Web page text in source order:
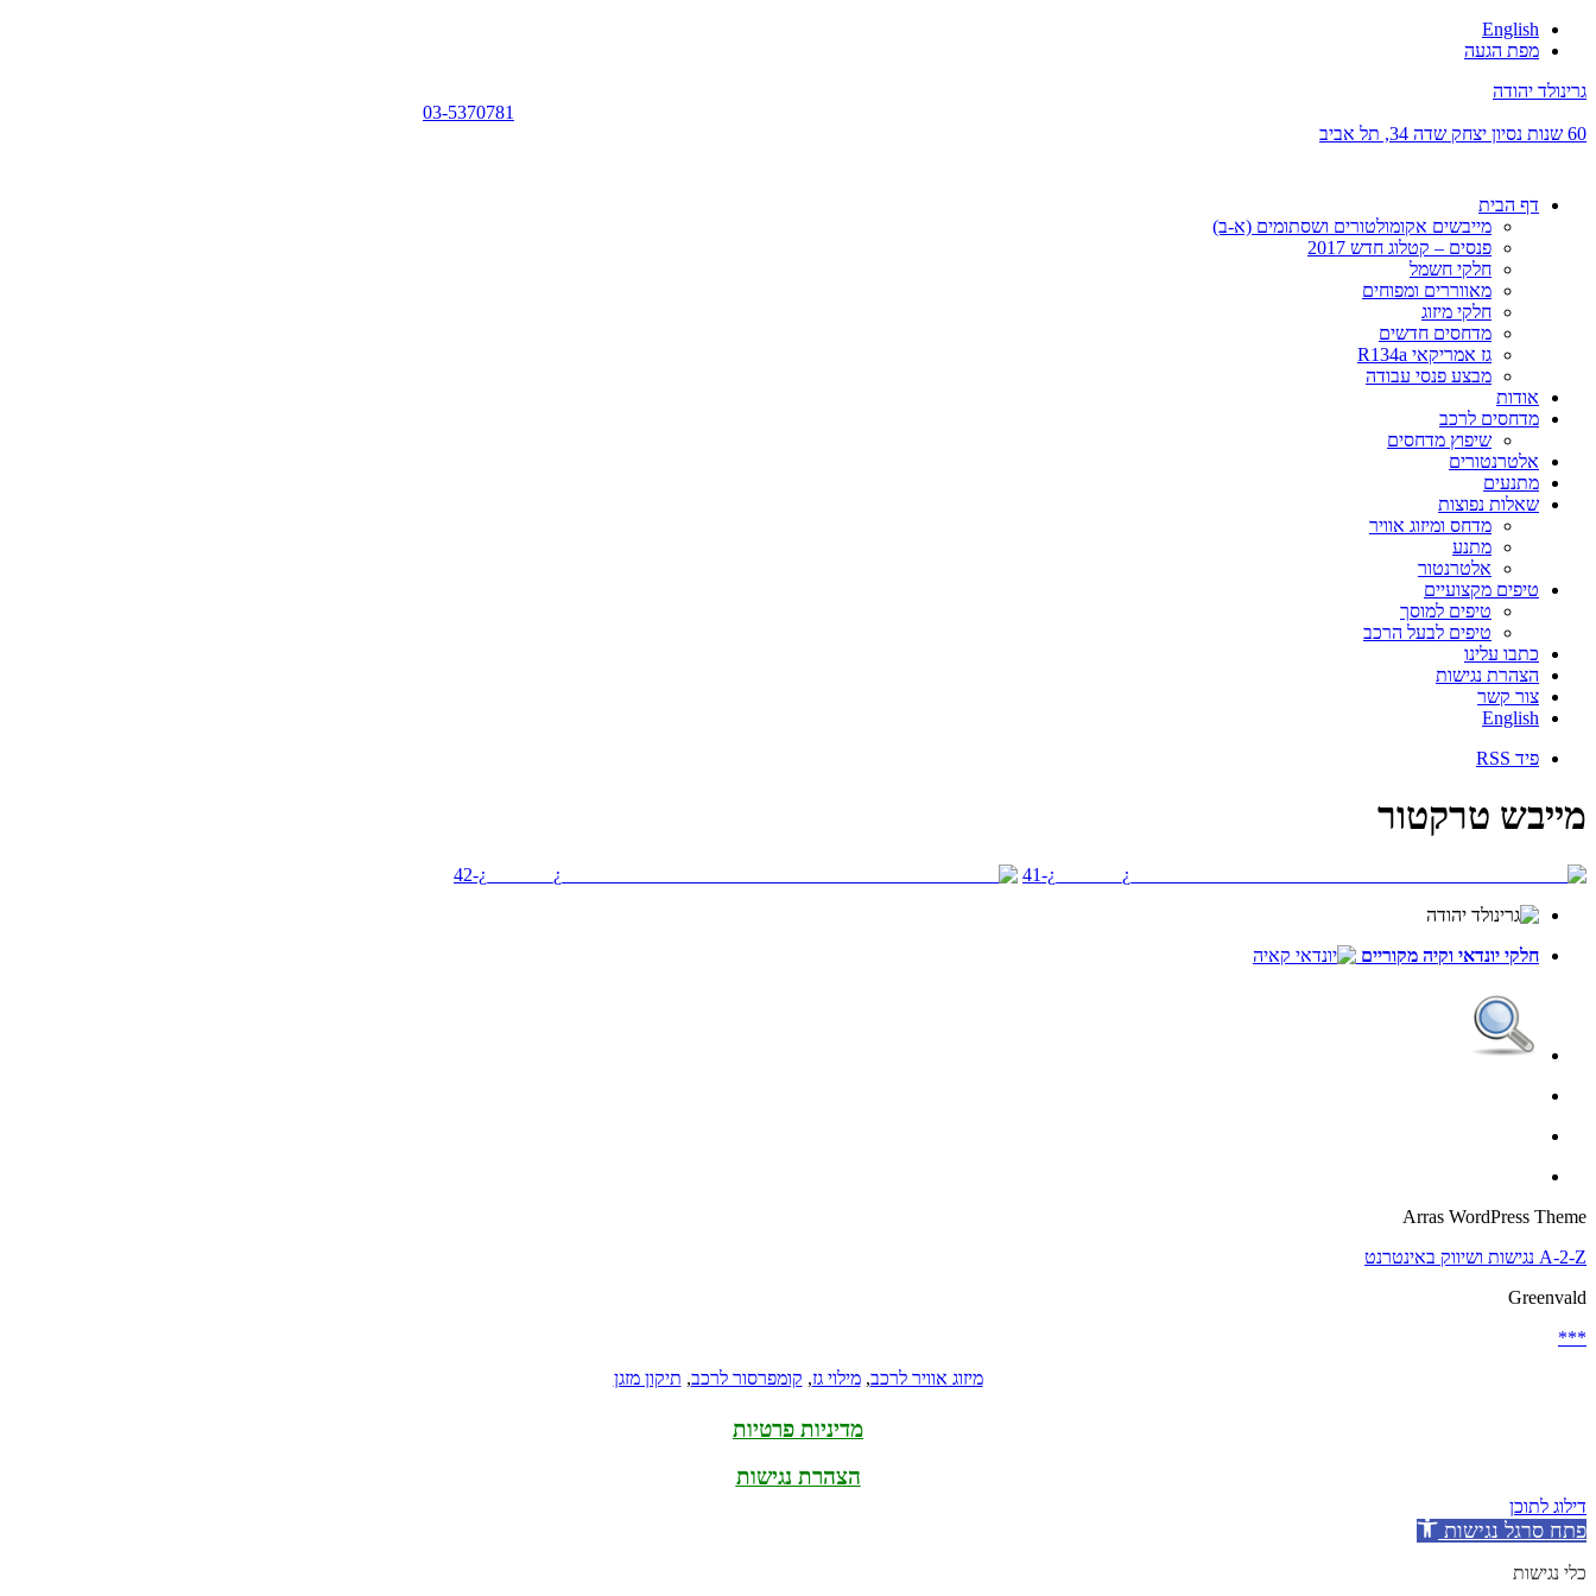
English
מפת הגעה
גרינולד יהודה
03-5370781
60 שנות נסיון
יצחק שדה 34, תל אביב
דף הבית
מייבשים אקומולטורים ושסתומים (א-ב)
פנסים – קטלוג חדש 2017
חלקי חשמל
מאווררים ומפוחים
חלקי מיזוג
מדחסים חדשים
גז אמריקאי R134a
מבצע פנסי עבודה
אודות
מדחסים לרכב
שיפוץ מדחסים
אלטרנטורים
מתנעים
שאלות נפוצות
מדחס ומיזוג אוויר
מתנע
אלטרנטור
טיפים מקצועיים
טיפים למוסך
טיפים לבעל הרכב
כתבו עלינו
הצהרת נגישות
צור קשר
English
פיד RSS
מייבש טרקטור
חלקי יונדאי וקיה מקוריים
Arras WordPress Theme
A-2-Z נגישות ושיווק באינטרנט
Greenvald
***
מיזוג אוויר לרכב,מילוי גז, קומפרסור לרכב, תיקון מזגן
מדיניות פרטיות
הצהרת נגישות
דילוג לתוכן
פתח סרגל נגישות
כלי נגישות